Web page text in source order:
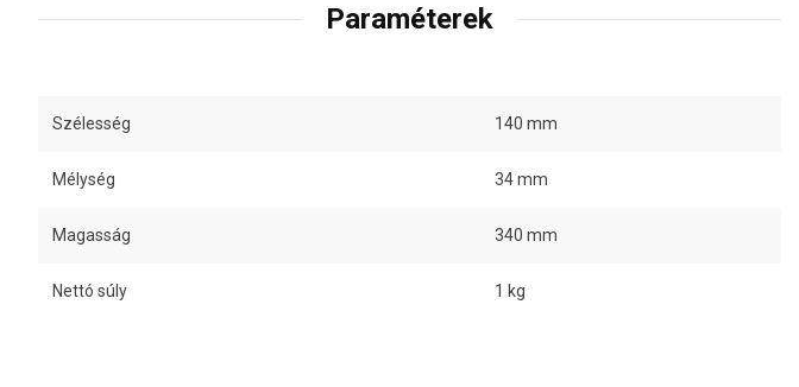
Paraméterek
Szélesség 140 mm
Mélység 34 mm
Magasság 340 mm
Nettó súly 1 kg